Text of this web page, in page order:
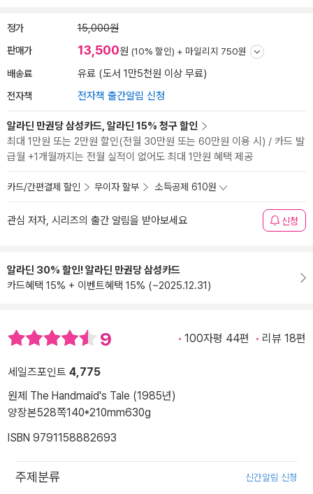
정가 15,000원
판매가 13,500원 (10% 할인) + 마일리지 750원
배송료 유료 (도서 1만5천원 이상 무료)
전자책 전자책 출간알림 신청
알라딘 만권당 삼성카드, 알라딘 15% 청구 할인
최대 1만원 또는 2만원 할인(전월 30만원 또는 60만원 이용 시) / 카드 발
급월 +1개월까지는 전월 실적이 없어도 최대 1만원 혜택 제공
카드/간편결제 할인 무이자 할부 소득공제 610원
관심 저자, 시리즈의 출간 알림을 받아보세요 신청
알라딘 30% 할인! 알라딘 만권당 삼성카드
카드혜택 15% + 이벤트혜택 15% (~2025.12.31)
9 100자평 44편 리뷰 18편
세일즈포인트 4,775
원제 The Handmaid's Tale (1985년)
양장본528쪽140*210mm630g
ISBN 9791158882693
주제분류 신간알림 신청